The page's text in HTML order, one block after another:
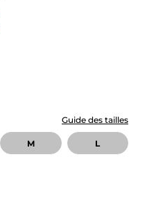
Guide des tailles
M L